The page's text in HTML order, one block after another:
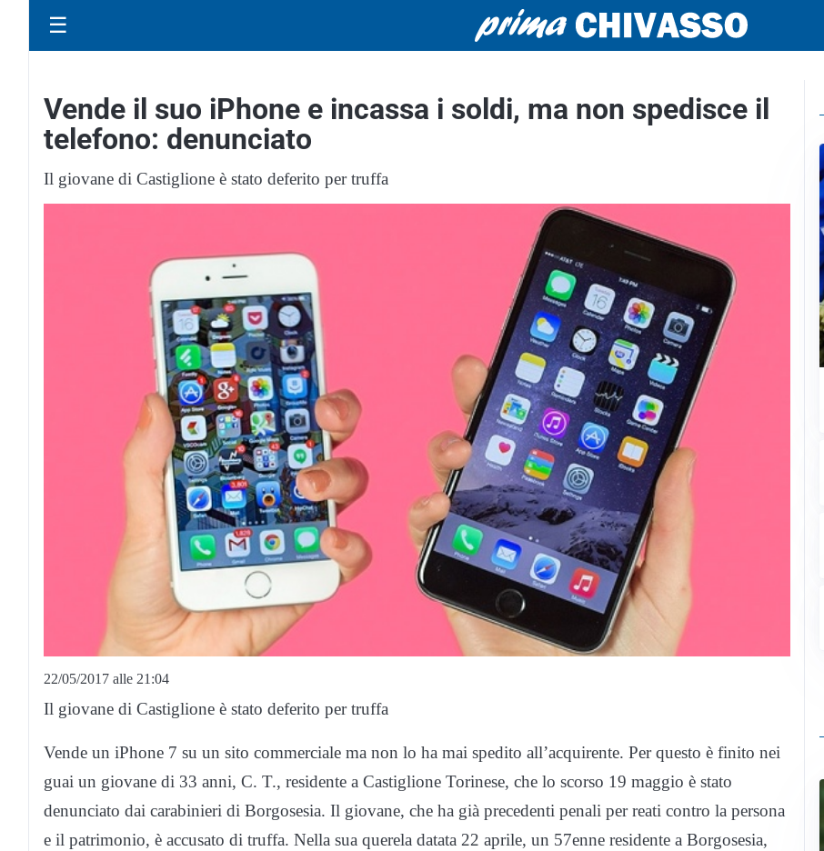
☰
Vende il suo iPhone e incassa i soldi, ma non spedisce il
telefono: denunciato
Il giovane di Castiglione è stato deferito per truffa
22/05/2017 alle 21:04
Il giovane di Castiglione è stato deferito per truffa
Vende un iPhone 7 su un sito commerciale ma non lo ha mai spedito all’acquirente. Per questo è finito nei
guai un giovane di 33 anni, C. T., residente a Castiglione Torinese, che lo scorso 19 maggio è stato
denunciato dai carabinieri di Borgosesia. Il giovane, che ha già precedenti penali per reati contro la persona
e il patrimonio, è accusato di truffa. Nella sua querela datata 22 aprile, un 57enne residente a Borgosesia,